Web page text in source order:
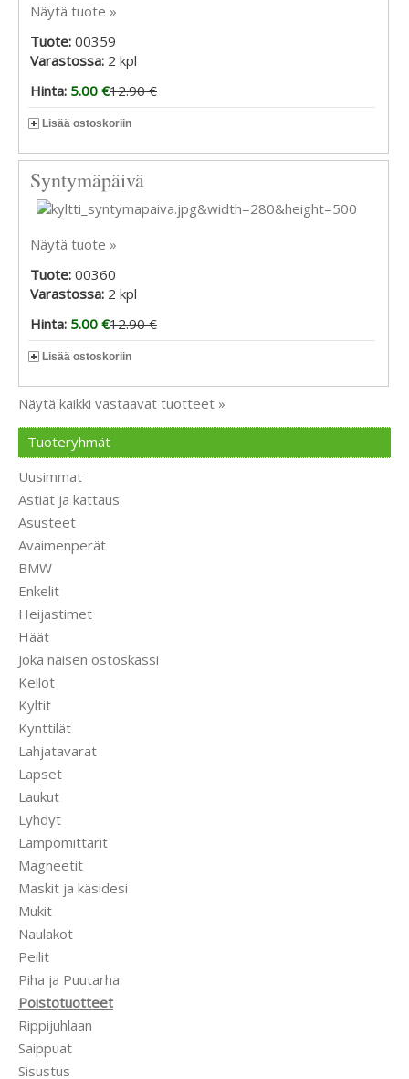
Näytä tuote »
Tuote: 00359
Varastossa: 2 kpl
Hinta: 5.00 €12.90 €
Lisää ostoskoriin
Syntymäpäivä
Näytä tuote »
Tuote: 00360
Varastossa: 2 kpl
Hinta: 5.00 €12.90 €
Lisää ostoskoriin
Näytä kaikki vastaavat tuotteet »
Tuoteryhmät
Uusimmat
Astiat ja kattaus
Asusteet
Avaimenperät
BMW
Enkelit
Heijastimet
Häät
Joka naisen ostoskassi
Kellot
Kyltit
Kynttilät
Lahjatavarat
Lapset
Laukut
Lyhdyt
Lämpömittarit
Magneetit
Maskit ja käsidesi
Mukit
Naulakot
Peilit
Piha ja Puutarha
Poistotuotteet
Rippijuhlaan
Saippuat
Sisustus